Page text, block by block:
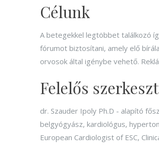
Célunk
A betegekkel legtöbbet találkozó
fórumot biztosítani, amely elő
orvosok által igénybe vehető.
Felelős
dr. Szauder Ipoly Ph.D - alapító
belgyógyász, kardiológus,
European Cardiologist of ESC,